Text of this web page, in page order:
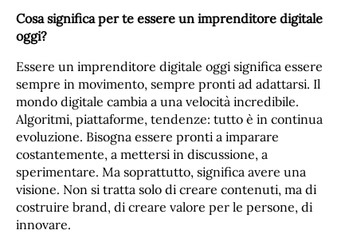
Cosa significa per te essere un imprenditore digitale
oggi?
Essere un imprenditore digitale oggi significa essere
sempre in movimento, sempre pronti ad adattarsi. Il
mondo digitale cambia a una velocità incredibile.
Algoritmi, piattaforme, tendenze: tutto è in continua
evoluzione. Bisogna essere pronti a imparare
costantemente, a mettersi in discussione, a
sperimentare. Ma soprattutto, significa avere una
visione. Non si tratta solo di creare contenuti, ma di
costruire brand, di creare valore per le persone, di
innovare.